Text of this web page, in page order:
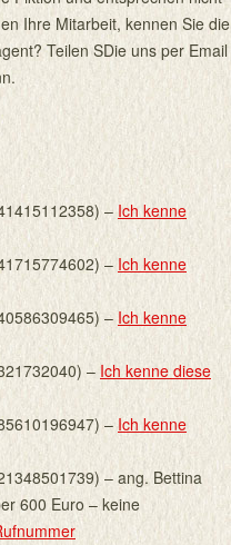
Ihre Mitarbeit, kennen Sie die
Teilen SDie uns per Email
– Ich kenne
– Ich kenne
– Ich kenne
– Ich kenne diese
– Ich kenne
– ang. Bettina
600 Euro – keine